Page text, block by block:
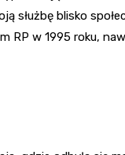
służbę blisko
RP w 1995 roku,